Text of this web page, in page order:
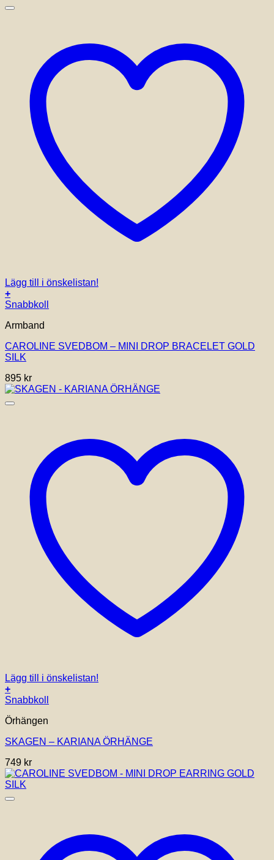
Lägg till i önskelistan!
+
Snabbkoll
Armband
CAROLINE SVEDBOM – MINI DROP BRACELET GOLD
SILK
895 kr
Lägg till i önskelistan!
+
Snabbkoll
Örhängen
SKAGEN – KARIANA ÖRHÄNGE
749 kr